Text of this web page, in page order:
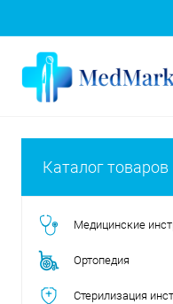
Каталог товаров
Медицинские
Ортопедия
Стерилизация